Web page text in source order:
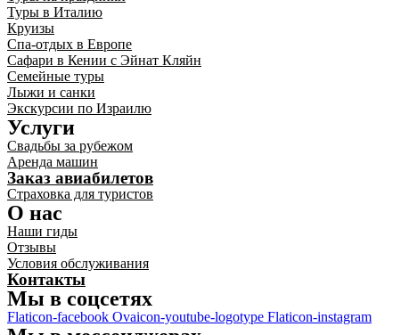
Туры в Италию
Круизы
Спа-отдых в Европе
Сафари в Кении с Эйнат Кляйн
Семейные туры
Лыжи и санки
Экскурсии по Израилю
Услуги
Свадьбы за рубежом
Аренда машин
Заказ авиабилетов
Страховка для туристов
О нас
Наши гиды
Отзывы
Условия обслуживания
Контакты
Мы в соцсетях
Flaticon-facebook Ovaicon-youtube-logotype Flaticon-instagram